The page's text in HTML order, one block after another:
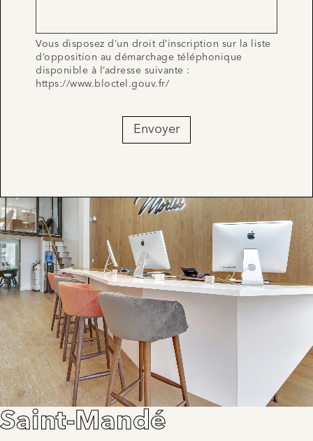
Vous disposez d’un droit d’inscription sur la liste
d’opposition au démarchage téléphonique
disponible à l’adresse suivante :
https://www.bloctel.gouv.fr/
Envoyer
Saint-Mandé